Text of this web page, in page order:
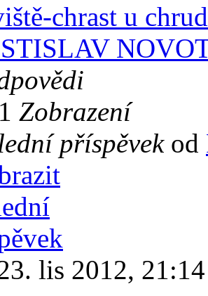
chrast u
Zobrazení
příspěvek od
lis 2012, 21:14